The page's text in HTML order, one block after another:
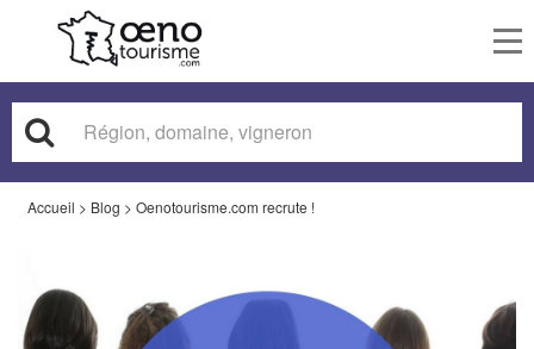
Accueil > Blog > Oenotourisme.com recrute !